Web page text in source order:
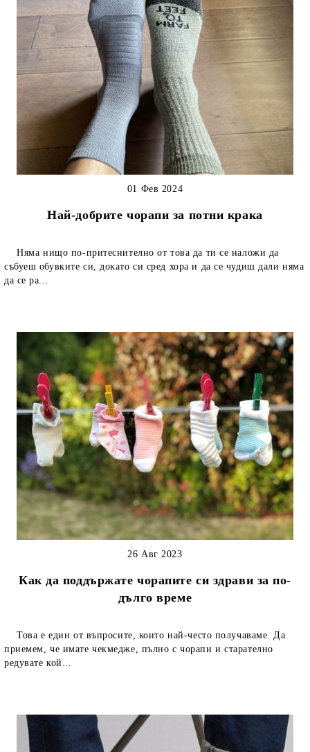
Най-добрите чорапи за потни крака
01 Фев 2024
Няма нищо по-притеснително от това да ти се наложи да
събуеш обувките си, докато си сред хора и да се чудиш дали няма
да се ра...
Как да поддържате чорапите си здрави за по-
дълго време
26 Авг 2023
Това е един от въпросите, които най-често получаваме. Да
приемем, че имате чекмедже, пълно с чорапи и старателно
редувате кой...